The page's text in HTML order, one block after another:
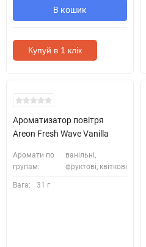
В кошик
Купуй в 1 клік
Ароматизатор повітря
Areon Fresh Wave Vanilla
Аромати по
групам:
ванільні,
фруктові, квіткові
Вага: 31 г